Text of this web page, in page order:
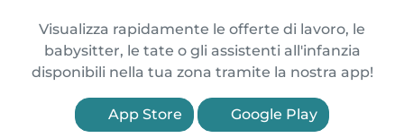
Visualizza rapidamente le offerte di lavoro, le
babysitter, le tate o gli assistenti all'infanzia
disponibili nella tua zona tramite la nostra app!
App Store Google Play